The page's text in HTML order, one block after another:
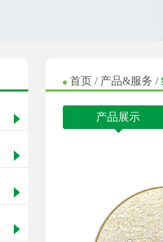
首页 / 产品&服务 /
产品展示